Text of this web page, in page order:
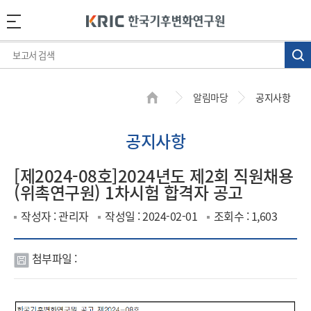
알림마당 공지사항
공지사항
[제2024-08호]2024년도 제2회 직원채용
(위촉연구원) 1차시험 합격자 공고
작성자 : 관리자 작성일 : 2024-02-01 조회수 : 1,603
첨
첨부파일 :